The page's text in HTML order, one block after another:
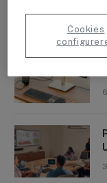
Cookies